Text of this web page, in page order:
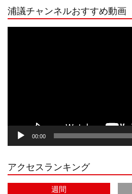
r
a
浦議チャンネルおすすめ動画
00:00
アクセスランキング
週間